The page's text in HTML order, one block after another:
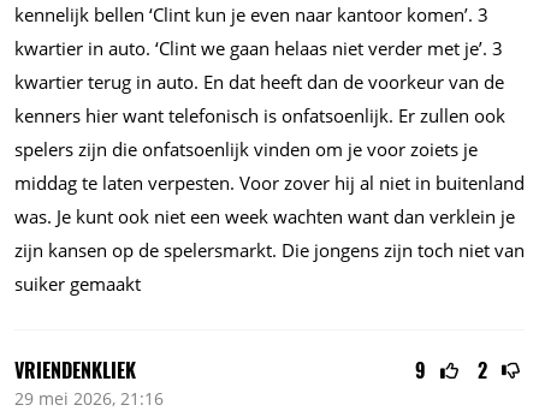
kennelijk bellen ‘Clint kun je even naar kantoor komen’. 3
kwartier in auto. ‘Clint we gaan helaas niet verder met je’. 3
kwartier terug in auto. En dat heeft dan de voorkeur van de
kenners hier want telefonisch is onfatsoenlijk. Er zullen ook
spelers zijn die onfatsoenlijk vinden om je voor zoiets je
middag te laten verpesten. Voor zover hij al niet in buitenland
was. Je kunt ook niet een week wachten want dan verklein je
zijn kansen op de spelersmarkt. Die jongens zijn toch niet van
suiker gemaakt
9 2
VRIENDENKLIEK
29 mei 2026, 21:16